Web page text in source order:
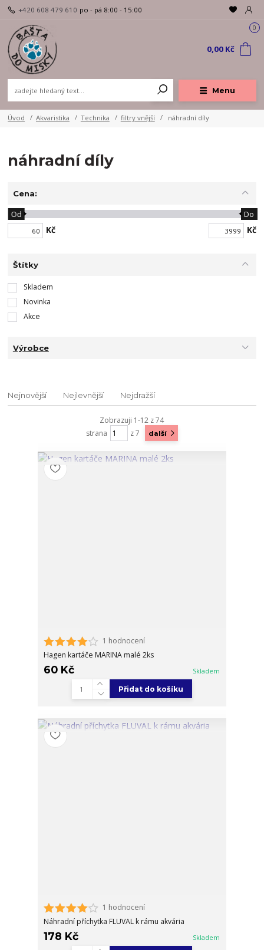
Menu
+420 608 479 610 po - pá 8:00 - 15:00
0
0,00 Kč
Úvod Akvaristika Technika filtry vnější náhradní díly
náhradní díly
Cena:
Kč
Od Do
Kč
Štítky
Skladem
Novinka
Akce
Výrobce
Nejnovější Nejlevnější Nejdražší
Zobrazuji 1-12 z 74
strana
z 7 další
1 hodnocení
Hagen kartáče MARINA malé 2ks
60 Kč Skladem
Přidat do košíku
1 hodnocení
Náhradní příchytka FLUVAL k rámu akvária
178 Kč Skladem